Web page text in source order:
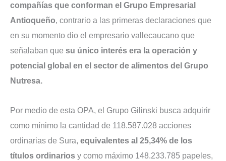
compañías que conforman el Grupo Empresarial
Antioqueño, contrario a las primeras declaraciones que
en su momento dio el empresario vallecaucano que
señalaban que su único interés era la operación y
potencial global en el sector de alimentos del Grupo
Nutresa.
Por medio de esta OPA, el Grupo Gilinski busca adquirir
como mínimo la cantidad de 118.587.028 acciones
ordinarias de Sura, equivalentes al 25,34% de los
títulos ordinarios y como máximo 148.233.785 papeles,